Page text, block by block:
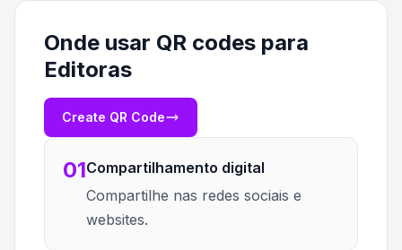
Onde usar QR codes para
Editoras
Create QR Code
01Compartilhamento digital
Compartilhe nas redes sociais e
websites.